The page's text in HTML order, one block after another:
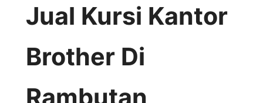
Jual Kursi Kantor
Brother Di